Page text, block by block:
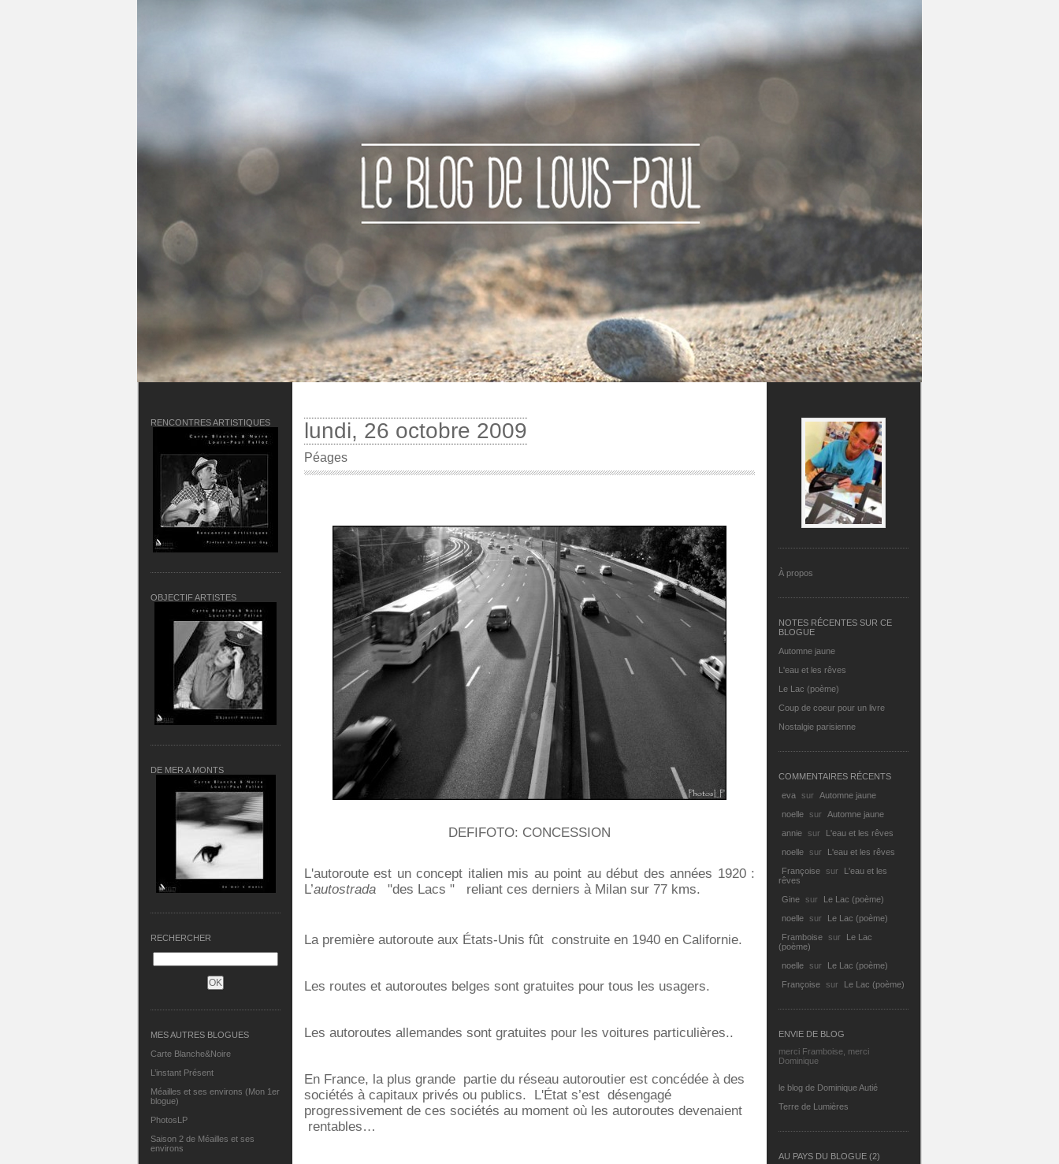
RENCONTRES ARTISTIQUES
OBJECTIF ARTISTES
DE MER A MONTS
RECHERCHER
MES AUTRES BLOGUES
Carte Blanche&Noire
L’instant Présent
Méailles et ses environs (Mon 1er
blogue)
PhotosLP
Saison 2 de Méailles et ses
environs
À propos
NOTES RÉCENTES SUR CE
BLOGUE
Automne jaune
L'eau et les rêves
Le Lac (poème)
Coup de coeur pour un livre
Nostalgie parisienne
COMMENTAIRES RÉCENTS
eva sur Automne jaune
noelle sur Automne jaune
annie sur
L'eau et les rêves
noelle sur
L'eau et les rêves
Françoise sur
L'eau et les
rêves
Gine sur
Le Lac (poème)
noelle sur
Le Lac (poème)
Framboise sur
Le Lac
(poème)
noelle sur
Le Lac (poème)
Françoise sur Le Lac (poème)
ENVIE DE BLOG
merci Framboise, merci
Dominique
le blog de Dominique Autié
Terre de Lumières
AU PAYS DU BLOGUE (2)
lundi, 26 octobre 2009
Péages
DEFIFOTO: CONCESSION
L'autoroute est un concept italien mis au point au début des années 1920 :
L’autostrada "des Lacs " reliant ces derniers à Milan sur 77 kms.
La première autoroute aux États-Unis fût construite en 1940 en Californie.
Les routes et autoroutes belges sont gratuites pour tous les usagers.
Les autoroutes allemandes sont gratuites pour les voitures particulières..
En France, la plus grande partie du réseau autoroutier est concédée à des
sociétés à capitaux privés ou publics. L'État s’est désengagé
progressivement de ces sociétés au moment où les autoroutes devenaient
rentables…